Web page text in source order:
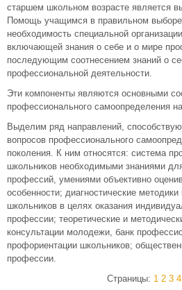
старшем школьном возрасте является
Помощь учащимся в правильном
необходимость специальной
включающей знания о себе и о мире
последующим соотнесением знаний о
профессиональной деятельности.
Эти компоненты являются основными
профессионального самоопределения
Выделим ряд направлений,
вопросов профессионального
поколения. К ним относятся: система
школьников необходимыми знаниями
профессий, умениями объективно
особенности; диагностические
школьников в целях оказания
профессии; теоретические и
консультации молодежи, банк
профориентации школьников;
профессии.
Страницы: 1 2 3 4